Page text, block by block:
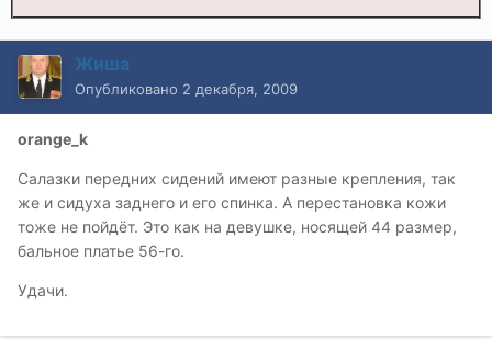
Жиша
Опубликовано 2 декабря, 2009
orange_k
Салазки передних сидений имеют разные крепления, так
же и сидуха заднего и его спинка. А перестановка кожи
тоже не пойдёт. Это как на девушке, носящей 44 размер,
бальное платье 56-го.
Удачи.